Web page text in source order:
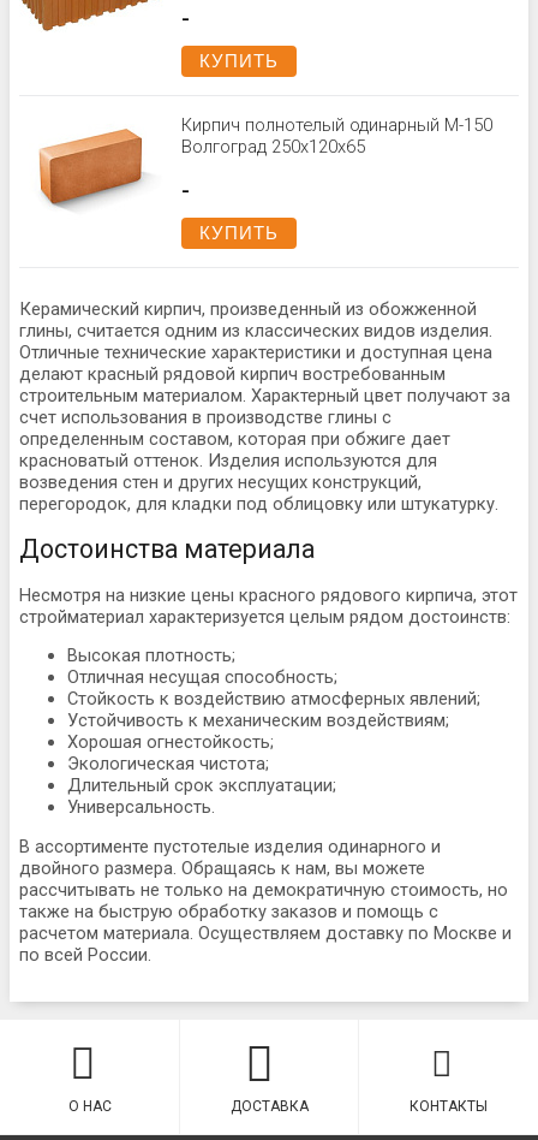
-
КУПИТЬ
Кирпич полнотелый одинарный М-150
Волгоград 250х120х65
-
КУПИТЬ
Керамический кирпич, произведенный из обожженной
глины, считается одним из классических видов изделия.
Отличные технические характеристики и доступная цена
делают красный рядовой кирпич востребованным
строительным материалом. Характерный цвет получают за
счет использования в производстве глины с
определенным составом, которая при обжиге дает
красноватый оттенок. Изделия используются для
возведения стен и других несущих конструкций,
перегородок, для кладки под облицовку или штукатурку.
Достоинства материала
Несмотря на низкие цены красного рядового кирпича, этот
стройматериал характеризуется целым рядом достоинств:
Высокая плотность;
Отличная несущая способность;
Стойкость к воздействию атмосферных явлений;
Устойчивость к механическим воздействиям;
Хорошая огнестойкость;
Экологическая чистота;
Длительный срок эксплуатации;
Универсальность.
В ассортименте пустотелые изделия одинарного и
двойного размера. Обращаясь к нам, вы можете
рассчитывать не только на демократичную стоимость, но
также на быструю обработку заказов и помощь с
расчетом материала. Осуществляем доставку по Москве и
по всей России.
О НАС ДОСТАВКА КОНТАКТЫ